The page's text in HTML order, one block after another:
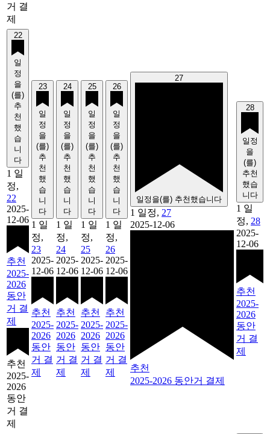
거 결
제
22
일
정
을
(를)
추
천
했
습
니
다
1 일
정,
22
2025-
12-06
추천
2025-
2026
동안
거 결
제
추천
2025-
2026
동안
거 결
제
23
일
정
을
(를)
추
천
했
습
니
다
1 일
정,
23
2025-
12-06
추천
2025-
2026
동안
거 결
제
24
일
정
을
(를)
추
천
했
습
니
다
1 일
정,
24
2025-
12-06
추천
2025-
2026
동안
거 결
제
25
일
정
을
(를)
추
천
했
습
니
다
1 일
정,
25
2025-
12-06
추천
2025-
2026
동안
거 결
제
26
일
정
을
(를)
추
천
했
습
니
다
1 일
정,
26
2025-
12-06
추천
2025-
2026
동안
거 결
제
27
일정을(를) 추천했습니다
1 일정, 27
2025-12-06
추천
2025-2026 동안거 결제
28
일정
을
(를)
추천
했습
니다
1 일
정, 28
2025-
12-06
추천
2025-
2026
동안
거 결
제